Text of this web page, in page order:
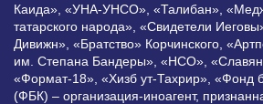
Каида», «УНА-УНСО», «Талибан»,
татарского народа», «Свидетели
Дивижн», «Братство» Корчинского,
им. Степана Бандеры», «НСО»,
«Формат-18», «Хизб ут-Тахрир», «Фонд
(ФБК) – организация-иноагент,